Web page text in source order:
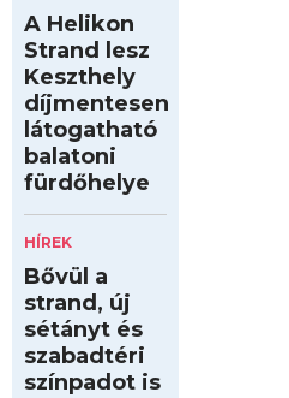
A Helikon
Strand lesz
Keszthely
díjmentesen
látogatható
balatoni
fürdőhelye
HÍREK
Bővül a
strand, új
sétányt és
szabadtéri
színpadot is